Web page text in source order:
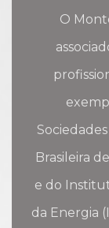
O
Brasileira
e do
da Energia